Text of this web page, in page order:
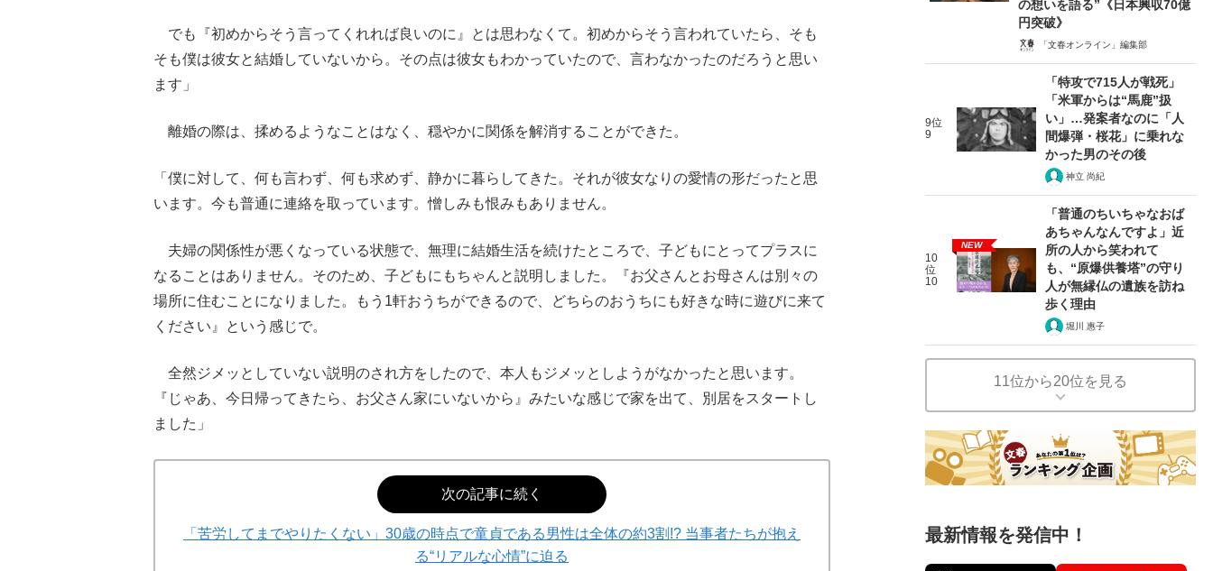
でも『初めからそう言ってくれれば良いのに』とは思わなくて。初めからそう言われていたら、そも
そも僕は彼女と結婚していないから。その点は彼女もわかっていたので、言わなかったのだろうと思い
ます」
離婚の際は、揉めるようなことはなく、穏やかに関係を解消することができた。
「僕に対して、何も言わず、何も求めず、静かに暮らしてきた。それが彼女なりの愛情の形だったと思
います。今も普通に連絡を取っています。憎しみも恨みもありません。
夫婦の関係性が悪くなっている状態で、無理に結婚生活を続けたところで、子どもにとってプラスに
なることはありません。そのため、子どもにもちゃんと説明しました。『お父さんとお母さんは別々の
場所に住むことになりました。もう1軒おうちができるので、どちらのおうちにも好きな時に遊びに来て
ください』という感じで。
全然ジメッとしていない説明のされ方をしたので、本人もジメッとしようがなかったと思います。
『じゃあ、今日帰ってきたら、お父さん家にいないから』みたいな感じで家を出て、別居をスタートし
ました」
次の記事に続く
「苦労してまでやりたくない」30歳の時点で童貞である男性は全体の約3割!? 当事者たちが抱え
る“リアルな心情”に迫る
の想いを語る”《日本興収70億
円突破》
「文春オンライン」編集部
9位
9
「特攻で715人が戦死」
「米軍からは“馬鹿”扱
い」…発案者なのに「人
間爆弾・桜花」に乗れな
かった男のその後
神立 尚紀
10
位
10
NEW
「普通のちいちゃなおば
あちゃんなんですよ」近
所の人から笑われて
も、“原爆供養塔”の守り
人が無縁仏の遺族を訪ね
歩く理由
堀川 惠子
11位から20位を見る
最新情報を発信中！